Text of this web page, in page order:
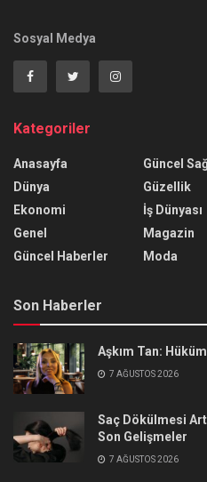
Sosyal Medya
Kategoriler
Anasayfa
Dünya
Ekonomi
Genel
Güncel Haberler
Güncel
Güzellik
İş Dünyası
Magazin
Moda
Son Haberler
Aşkım Tan: Hüküm
7 AĞUSTOS 2026
Saç Dökülmesi
Son Gelişmeler
7 AĞUSTOS 2026